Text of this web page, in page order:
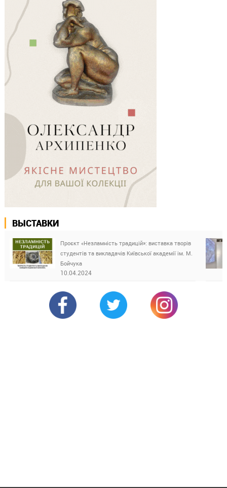
ВЫСТАВКИ
Проєкт «Незламність традицій»: виставка творів
студентів та викладачів Київської академії ім. М.
Бойчука
10.04.2024